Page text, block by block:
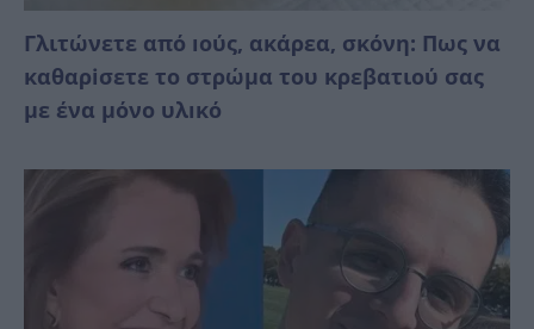
Γλιτώνετε από ıούς, ακάρεα, σκόνη: Πως να
καθαρiσετε το στρώμα του κρεβατιού σας
με ένα μόνο υλıκό